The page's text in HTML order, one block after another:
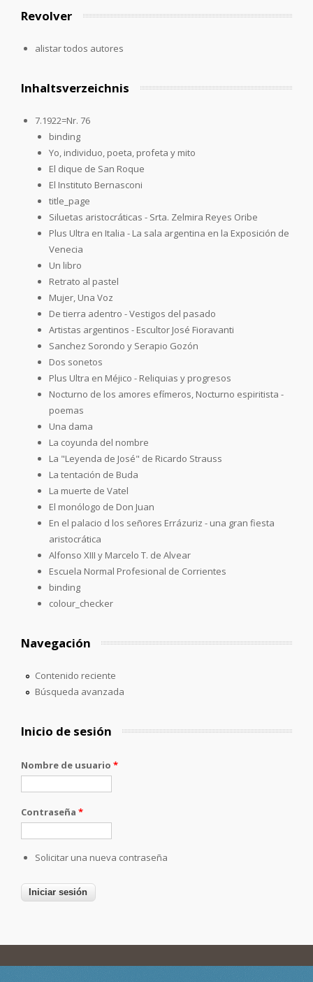
Revolver
alistar todos autores
Inhaltsverzeichnis
7.1922=Nr. 76
binding
Yo, individuo, poeta, profeta y mito
El dique de San Roque
El Instituto Bernasconi
title_page
Siluetas aristocráticas - Srta. Zelmira Reyes Oribe
Plus Ultra en Italia - La sala argentina en la Exposición de
Venecia
Un libro
Retrato al pastel
Mujer, Una Voz
De tierra adentro - Vestigos del pasado
Artistas argentinos - Escultor José Fioravanti
Sanchez Sorondo y Serapio Gozón
Dos sonetos
Plus Ultra en Méjico - Reliquias y progresos
Nocturno de los amores efímeros, Nocturno espiritista -
poemas
Una dama
La coyunda del nombre
La "Leyenda de José" de Ricardo Strauss
La tentación de Buda
La muerte de Vatel
El monólogo de Don Juan
En el palacio d los señores Errázuriz - una gran fiesta
aristocrática
Alfonso XIII y Marcelo T. de Alvear
Escuela Normal Profesional de Corrientes
binding
colour_checker
Navegación
Contenido reciente
Búsqueda avanzada
Inicio de sesión
Nombre de usuario *
Contraseña *
Solicitar una nueva contraseña